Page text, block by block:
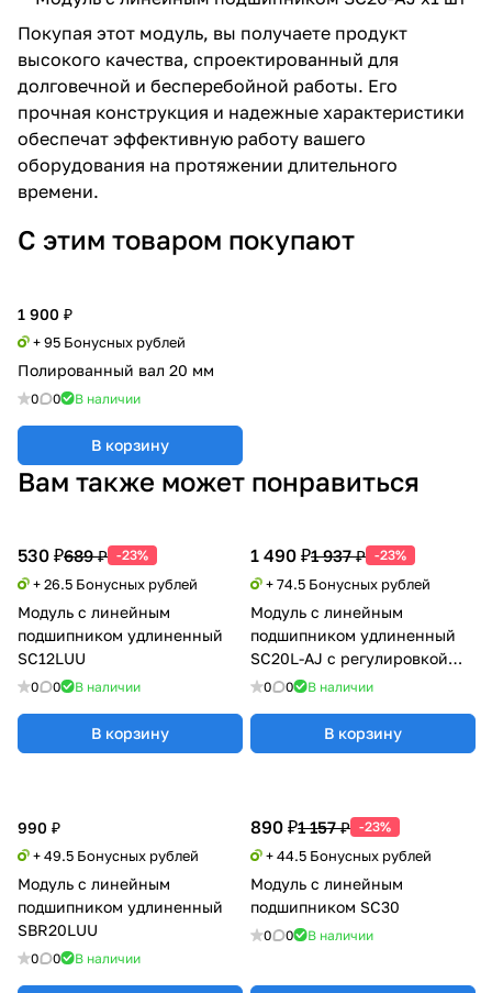
Покупая этот модуль, вы получаете продукт
высокого качества, спроектированный для
долговечной и бесперебойной работы. Его
прочная конструкция и надежные характеристики
обеспечат эффективную работу вашего
оборудования на протяжении длительного
времени.
С этим товаром покупают
1 900 ₽
+ 95 Бонусных рублей
Полированный вал 20 мм
0 0 В наличии
В корзину
Вам также может понравиться
530 ₽689 ₽ -23%
+ 26.5 Бонусных рублей
Модуль с линейным
подшипником удлиненный
SC12LUU
0 0 В наличии
В корзину
1 490 ₽1 937 ₽ -23%
+ 74.5 Бонусных рублей
Модуль с линейным
подшипником удлиненный
SC20L-AJ с регулировкой
натяга
0 0 В наличии
В корзину
890 ₽1 157 ₽ -23%
+ 44.5 Бонусных рублей
Модуль с линейным
подшипником SC30
0 0 В наличии
990 ₽
+ 49.5 Бонусных рублей
Модуль с линейным
подшипником удлиненный
SBR20LUU
0 0 В наличии